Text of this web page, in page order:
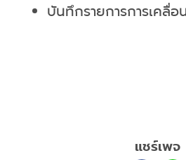
บันทึกรายการการเคลื่อ
แชร์เพจ